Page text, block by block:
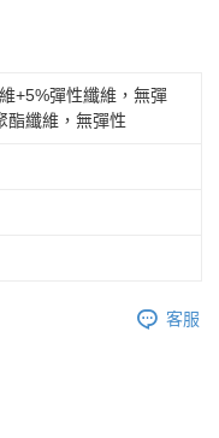
+5%彈性纖維，無彈
酯纖維，無彈性
客服